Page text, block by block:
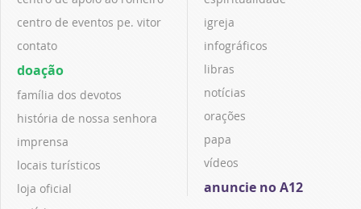
centro de eventos pe. vitor
contato
doação
família dos devotos
história de nossa senhora
imprensa
locais turísticos
loja oficial
igreja
infográficos
libras
notícias
orações
papa
vídeos
anuncie no A12